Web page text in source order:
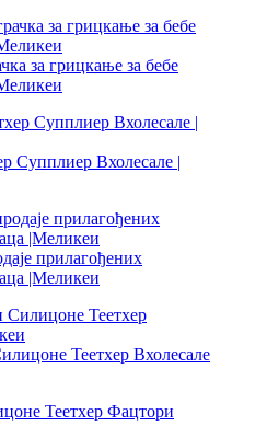
за грицкање за бебе
Супплиер Вхолесале |
прилагођених
|Меликеи
Теетхер Вхолесале